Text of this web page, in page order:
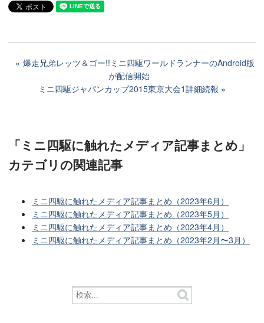
爆走兄弟レッツ＆ゴー!!ミニ四駆ワールドランナーのAndroid版
が配信開始
ミニ四駆ジャパンカップ2015東京大会1詳細続報
「ミニ四駆に触れたメディア記事まとめ」
カテゴリの関連記事
ミニ四駆に触れたメディア記事まとめ（2023年6月）
ミニ四駆に触れたメディア記事まとめ（2023年5月）
ミニ四駆に触れたメディア記事まとめ（2023年4月）
ミニ四駆に触れたメディア記事まとめ（2023年2月〜3月）